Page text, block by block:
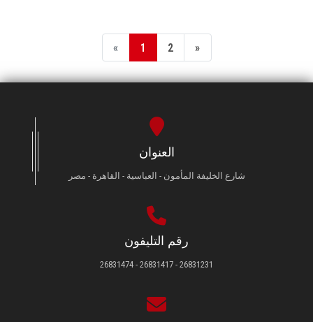
« 1 2 »
العنوان
شارع الخليفة المأمون - العباسية - القاهرة - مصر
رقم التليفون
26831231 - 26831417 - 26831474